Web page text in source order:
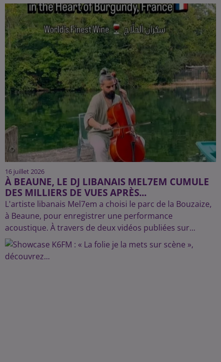
16 juillet 2026
À BEAUNE, LE DJ LIBANAIS MEL7EM CUMULE
DES MILLIERS DE VUES APRÈS...
L'artiste libanais Mel7em a choisi le parc de la Bouzaize,
à Beaune, pour enregistrer une performance
acoustique. À travers de deux vidéos publiées sur...